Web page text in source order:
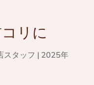
リに
スタッフ | 2025年